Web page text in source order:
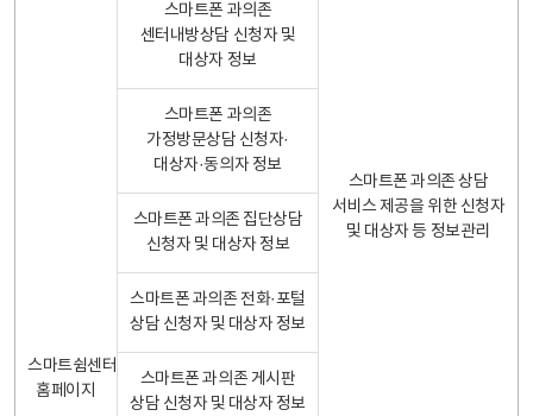
스마트쉼센터
홈페이지
스마트폰 과의존
센터내방상담 신청자 및
대상자 정보
스마트폰 과의존 상담
서비스 제공을 위한 신청자
및 대상자 등 정보관리
스마트폰 과의존
가정방문상담 신청자·
대상자·동의자 정보
스마트폰 과의존 집단상담
신청자 및 대상자 정보
스마트폰 과의존 전화·포털
상담 신청자 및 대상자 정보
스마트폰 과의존 게시판
상담 신청자 및 대상자 정보